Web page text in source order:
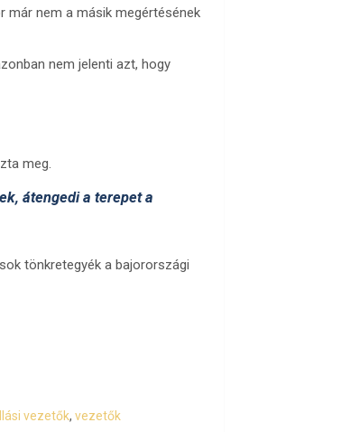
már nem a másik megértésének
nem jelenti azt, hogy
meg.
átengedi a terepet a
tönkretegyék a bajorországi
vezetők, vezetők